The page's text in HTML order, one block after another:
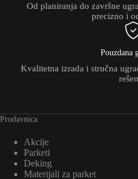
Od planiranja do završne
precizno i
Pouzdana
Kvalitetna izrada i stručna
Prodavnica
Akcije
Parketi
Deking
Materijali za parket